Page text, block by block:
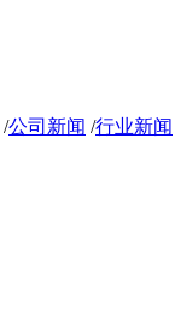
/公司新闻 /行业新闻